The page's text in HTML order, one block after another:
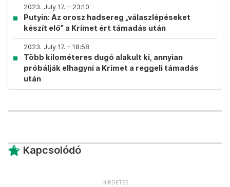
2023. July 17. – 23:10
Putyin: Az orosz hadsereg „válaszlépéseket
készít elő” a Krímet ért támadás után
2023. July 17. – 18:58
Több kilométeres dugó alakult ki, annyian
próbálják elhagyni a Krímet a reggeli támadás
után
Kapcsolódó